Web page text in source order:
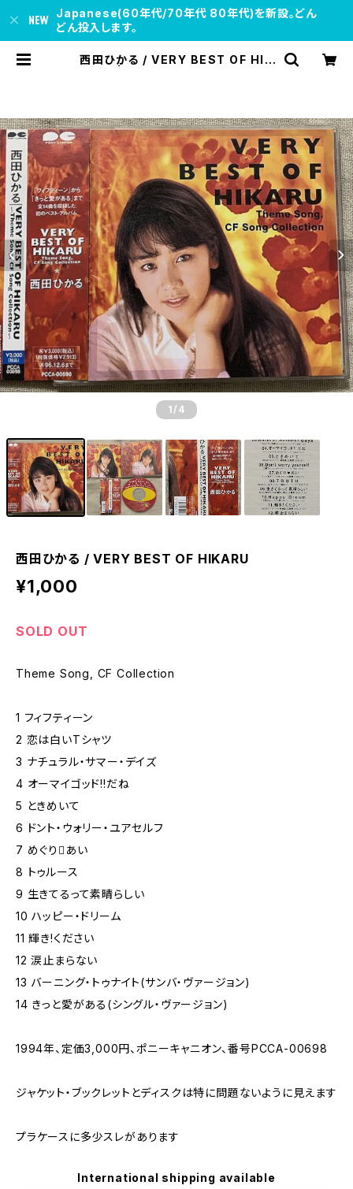
Japanese(60年代/70年代 80年代)を新設。どん
どん投入します。
西田ひかる / VERY BEST OF HIK
1 /4
西田ひかる / VERY BEST OF HIKARU
¥1,000
SOLD OUT
Theme Song, CF Collection
1 フィフティーン
2 恋は白いTシャツ
3 ナチュラル・サマー・デイズ
4 オーマイゴッド!!だね
5 ときめいて
6 ドント・ウォリー・ユアセルフ
7 めぐりあい
8 トゥルース
9 生きてるって素晴らしい
10 ハッピー・ドリーム
11 輝き!ください
12 涙止まらない
13 バーニング・トゥナイト(サンバ・ヴァージョン)
14 きっと愛がある(シングル・ヴァージョン)
1994年、定価3,000円、ポニーキャニオン、番号PCCA-00698
ジャケット・ブックレットとディスクは特に問題ないように見えます
プラケースに多少スレがあります
International shipping available